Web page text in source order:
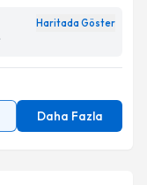
Haritada Göster
Daha Fazla